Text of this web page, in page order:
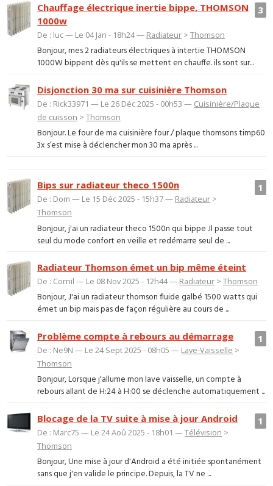
3
Chauffage électrique inertie bippe, THOMSON
1000w
De : luc — Le 04 Jan - 18h24 — Radiateur >Thomson
Bonjour, mes 2 radiateurs électriques à intertie THOMSON
1000W bippent dès qu'ils se mettent en chauffe. ils sont sur...
Disjonction 30 ma sur cuisinière Thomson
De : Rick33971 — Le 26 Déc 2025 - 00h53 — Cuisinière/Plaque
de cuisson >Thomson
Bonjour. Le four de ma cuisinière four / plaque thomsons timp60
3x s’est mise à déclencher mon 30 ma après ...
1
Bips sur radiateur theco 1500n
De : Dom — Le 15 Déc 2025 - 15h37 — Radiateur >
Thomson
Bonjour, j'ai un radiateur theco 1500n qui bippe .Il passe tout
seul du mode confort en veille et redémarre seul de ...
Radiateur Thomson émet un bip même éteint
De : Cornil — Le 08 Nov 2025 - 12h44 — Radiateur >Thomson
Bonjour, J'ai un radiateur thomson fluide galbé 1500 watts qui
émet un bip mais pas de façon régulière au cours de ...
1
Problème compte à rebours au démarrage
De : Ne9N — Le 24 Sept 2025 - 08h05 — Lave-Vaisselle >
Thomson
Bonjour, Lorsque j'allume mon lave vaisselle, un compte à
rebours allant de H:24 à H:00 se déclenche automatiquement ...
1
Blocage de la TV suite à mise à jour Android
De : Marc75 — Le 24 Aoû 2025 - 18h01 —Télévision >
Thomson
Bonjour, Une mise à jour d'Android a été initiée spontanément
sans que j'en valide le principe. Depuis, la TV ne ...